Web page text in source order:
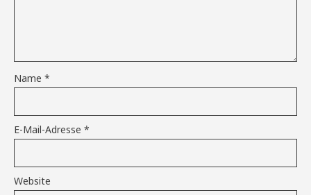
Name *
E-Mail-Adresse *
Website